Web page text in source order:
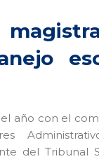
año con el
del Tribunal